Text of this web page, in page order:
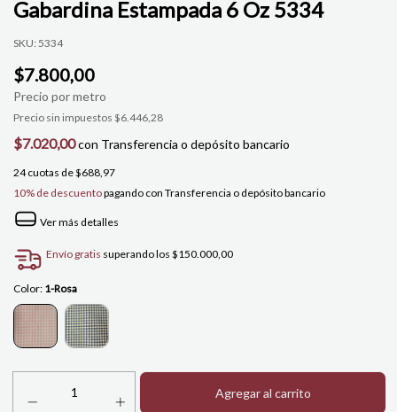
Gabardina Estampada 6 Oz 5334
SKU: 5334
$7.800,00
Precio sin impuestos $6.446,28
$7.020,00con Transferencia o depósito bancario
24 cuotas de$688,97
10% de descuentopagando con Transferencia o depósito bancario
Ver más detalles
Envío gratis superando los $150.000,00
Color: 1-Rosa